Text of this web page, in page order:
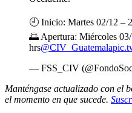
🕘 Inicio: Martes 02/12 –
🌅 Apertura: Miércoles
hrs@CIV_Guatemala
— FSS_CIV
Manténgase actualizado con el
el momento en que sucede.